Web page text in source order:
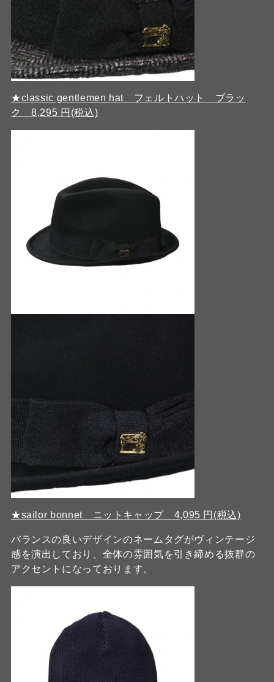
★classic gentlemen hat フェルトハット ブラッ
ク 8,295 円(税込)
★sailor bonnet ニットキャップ 4,095 円(税込)
バランスの良いデザインのネームタグがヴィンテージ
感を演出しており、全体の雰囲気を引き締める抜群の
アクセントになっております。